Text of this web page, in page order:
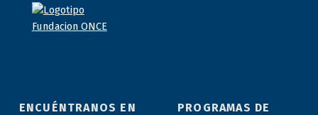
ENCUÉNTRANOS EN
PROGRAMAS DE